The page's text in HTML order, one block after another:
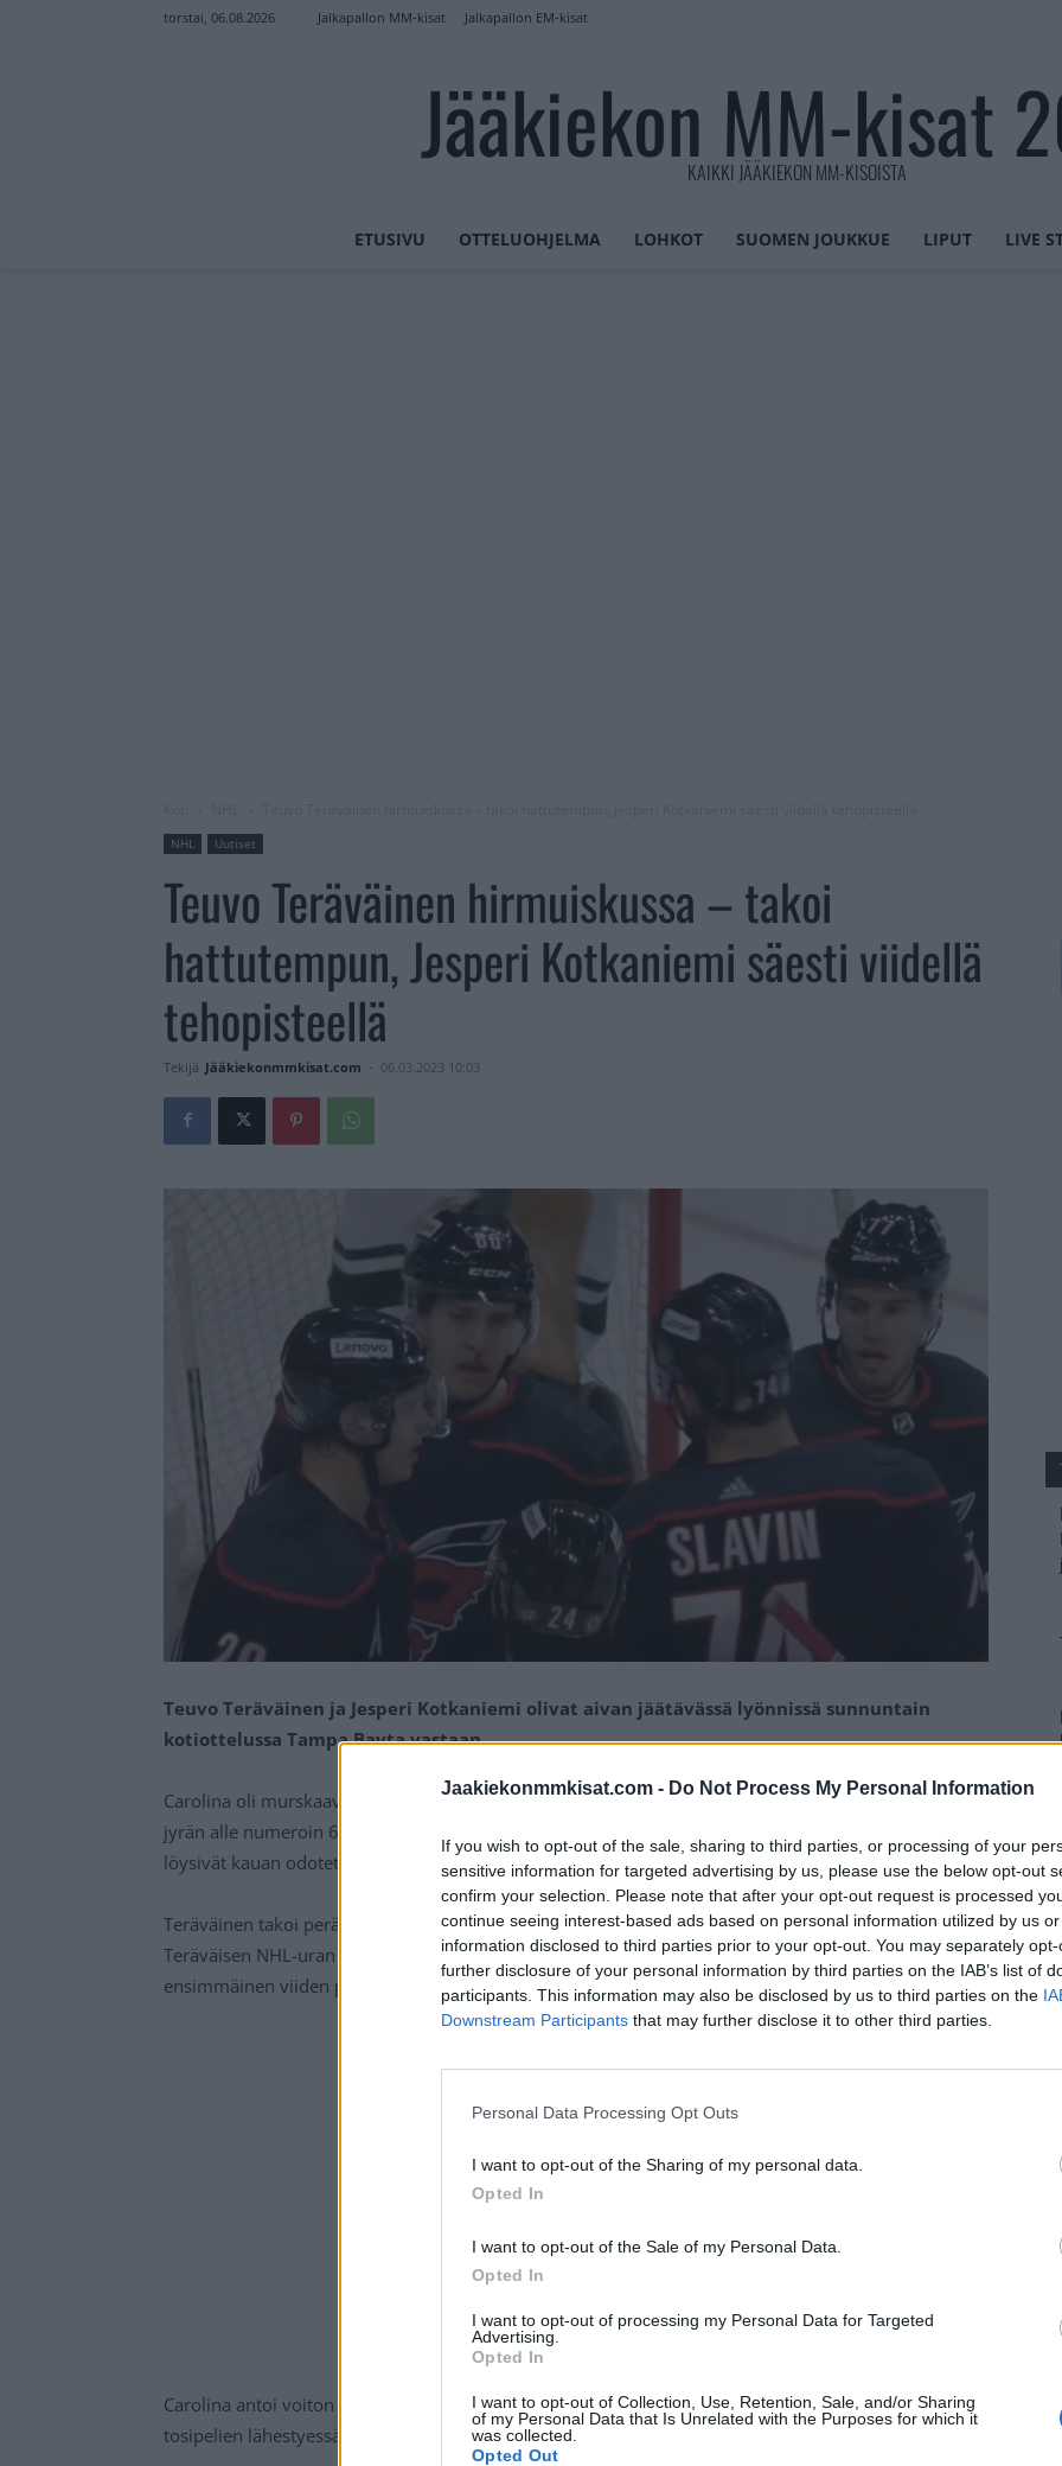
Jaakiekonmmkisat.com - Do Not Process My Personal Information
If you wish to opt-out of the sale, sharing to third parties, or processing of your
sensitive information for targeted advertising by us, please use the below opt-out
confirm your selection. Please note that after your opt-out request is processed
continue seeing interest-based ads based on personal information utilized by us
information disclosed to third parties prior to your opt-out. You may separately
further disclosure of your personal information by third parties on the IAB’s list of
participants. This information may also be disclosed by us to third parties on the
Downstream Participants that may further disclose it to other third parties.
Personal Data Processing Opt Outs
I want to opt-out of the Sharing of my personal data.
Opted In
I want to opt-out of the Sale of my Personal Data.
Opted In
I want to opt-out of processing my Personal Data for Targeted
Advertising.
Opted In
I want to opt-out of Collection, Use, Retention, Sale, and/or Sharing
of my Personal Data that Is Unrelated with the Purposes for which it
was collected.
Opted Out
torstai, 06.08.2026 Jalkapallon MM-kisat Jalkapallon EM-kisat
Jääkiekon MM-kisat
KAIKKI JÄÄKIEKON MM-KISOISTA
ETUSIVU OTTELUOHJELMA LOHKOT SUOMEN JOUKKUE LIPUT LIVE
NHL Uutiset
Teuvo Teräväinen hirmuiskussa – takoi
hattutempun, Jesperi Kotkaniemi säesti viidellä
tehopisteellä
Tekijä Jääkiekonmmkisat.com - 06.03.2023 10:03
Teuvo Teräväinen ja Jesperi Kotkaniemi olivat aivan jäätävässä lyönnissä sunnuntain
kotiottelussa Tampa Bayta vastaan.
Carolina oli murskaavan ylivoimainen kahden mestarisuosikin kohtaamisessa, sillä Tampa Bay jäi
jyrän alle numeroin 6-0. Suurimmat kiitokset tykityksestä menee Teräväiselle ja Kotkaniemelle, jotka
löysivät kauan odotetun tehovireen.
Teräväinen takoi peräti hattutempun, kun taas Kotkaniemi säesti tehoilla 1+4. Kyseessä oli
Teräväisen NHL-uran toinen hattutemppu. Kotkaniemelle kyseessä oli puolestaan NHL-uran
ensimmäinen viiden pisteen ilta.
Carolina antoi voiton myötä myrskyvaroituksen kevääseen, sillä joukkue on ainakin kunnossa
tosipelien lähestyessä.